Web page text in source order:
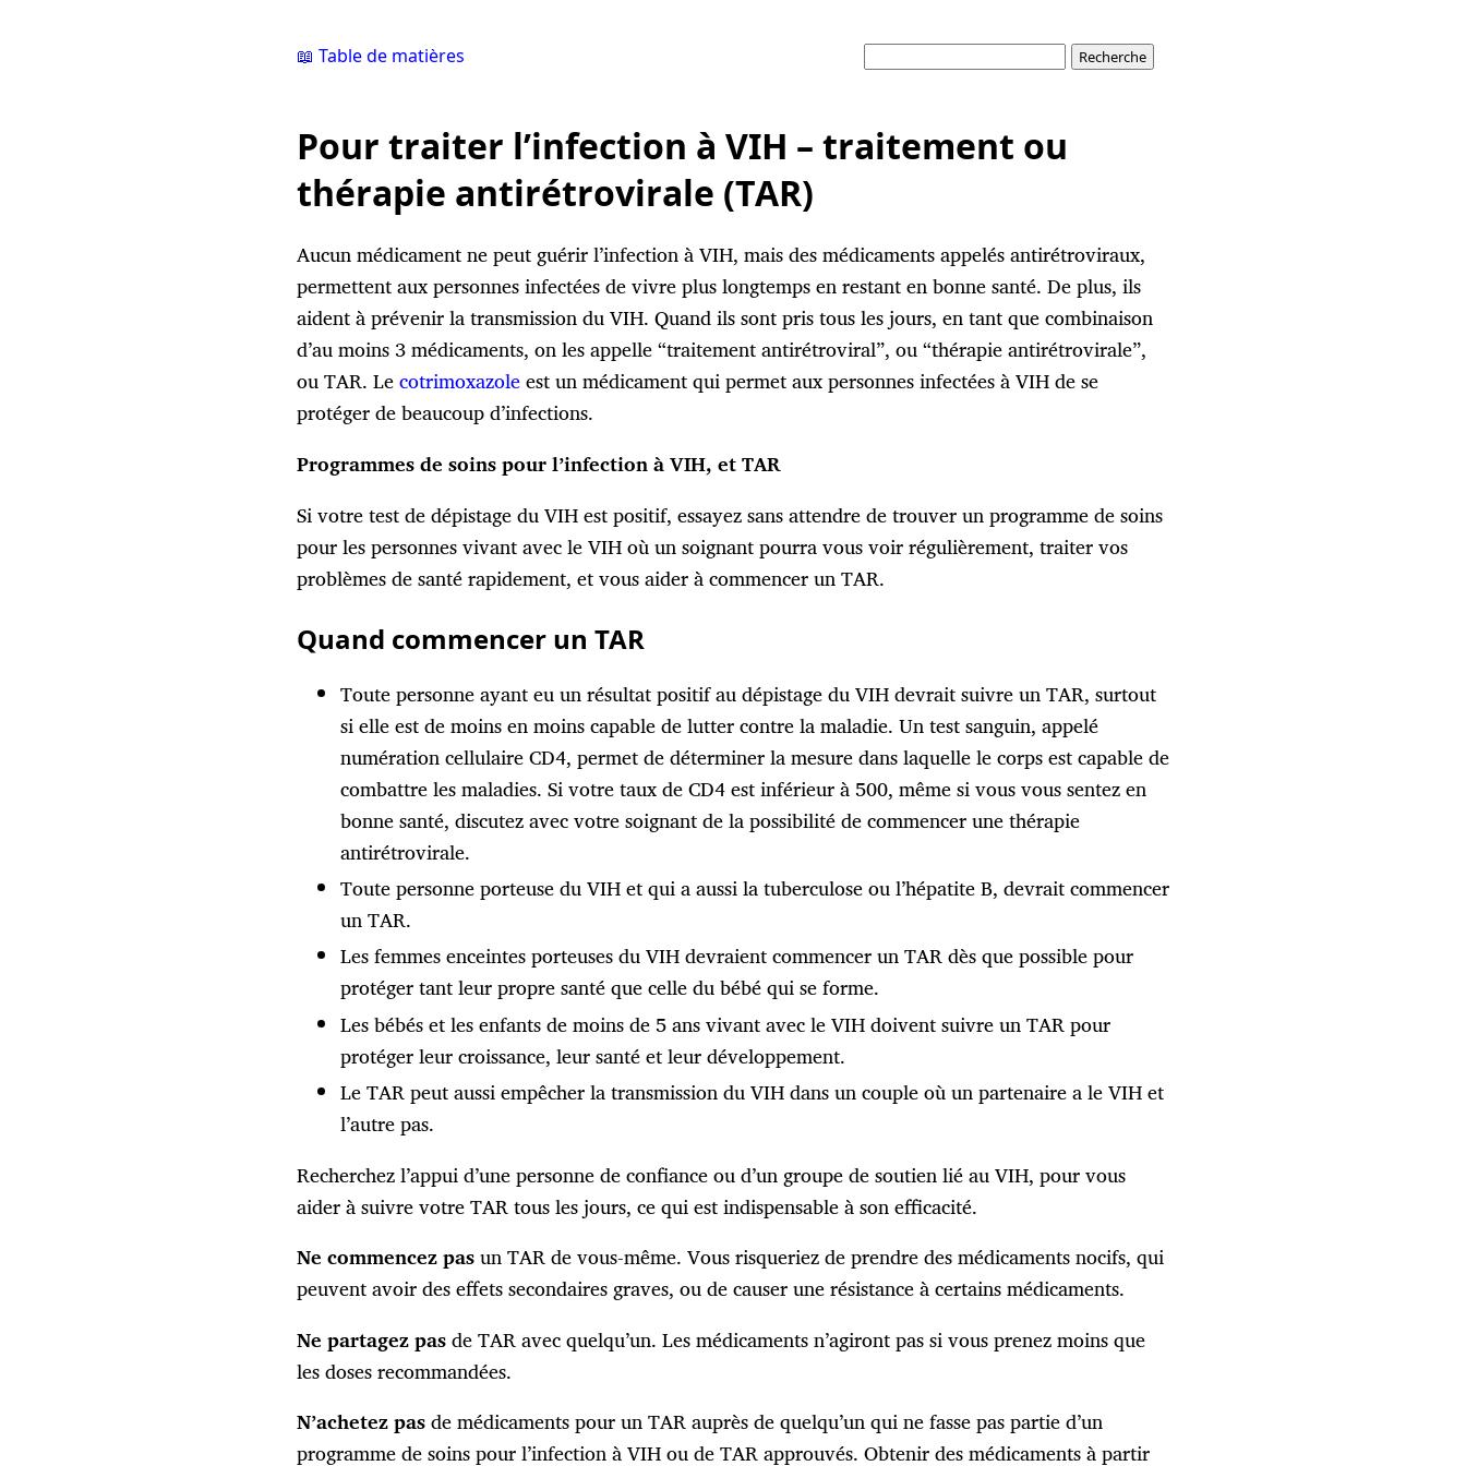
📖 Table de matières
Pour traiter l’infection à VIH – traitement ou
thérapie antirétrovirale (TAR)
Aucun médicament ne peut guérir l’infection à VIH, mais des médicaments appelés antirétroviraux,
permettent aux personnes infectées de vivre plus longtemps en restant en bonne santé. De plus, ils
aident à prévenir la transmission du VIH. Quand ils sont pris tous les jours, en tant que combinaison
d’au moins 3 médicaments, on les appelle “traitement antirétroviral”, ou “thérapie antirétrovirale”,
ou TAR. Lecotrimoxazoleest un médicament qui permet aux personnes infectées à VIH de se
protéger de beaucoup d’infections.
Programmes de soins pour l’infection à VIH, et TAR
Si votre test de dépistage du VIH est positif, essayez sans attendre de trouver un programme de soins
pour les personnes vivant avec le VIH où un soignant pourra vous voir régulièrement, traiter vos
problèmes de santé rapidement, et vous aider à commencer un TAR.
Quand commencer un TAR
Toute personne ayant eu un résultat positif au dépistage du VIH devrait suivre un TAR, surtout
si elle est de moins en moins capable de lutter contre la maladie. Un test sanguin, appelé
numération cellulaire CD4, permet de déterminer la mesure dans laquelle le corps est capable de
combattre les maladies. Si votre taux de CD4 est inférieur à 500, même si vous vous sentez en
bonne santé, discutez avec votre soignant de la possibilité de commencer une thérapie
antirétrovirale.
Toute personne porteuse du VIH et qui a aussi la tuberculose ou l’hépatite B, devrait commencer
un TAR.
Les femmes enceintes porteuses du VIH devraient commencer un TAR dès que possible pour
protéger tant leur propre santé que celle du bébé qui se forme.
Les bébés et les enfants de moins de 5 ans vivant avec le VIH doivent suivre un TAR pour
protéger leur croissance, leur santé et leur développement.
Le TAR peut aussi empêcher la transmission du VIH dans un couple où un partenaire a le VIH et
l’autre pas.
Recherchez l’appui d’une personne de confiance ou d’un groupe de soutien lié au VIH, pour vous
aider à suivre votre TAR tous les jours, ce qui est indispensable à son efficacité.
Ne commencez pasun TAR de vous-même. Vous risqueriez de prendre des médicaments nocifs, qui
peuvent avoir des effets secondaires graves, ou de causer une résistance à certains médicaments.
Ne partagez pasde TAR avec quelqu’un. Les médicaments n’agiront pas si vous prenez moins que
les doses recommandées.
N’achetez pasde médicaments pour un TAR auprès de quelqu’un qui ne fasse pas partie d’un
programme de soins pour l’infection à VIH ou de TAR approuvés. Obtenir des médicaments à partir